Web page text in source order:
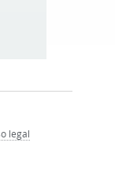
legal